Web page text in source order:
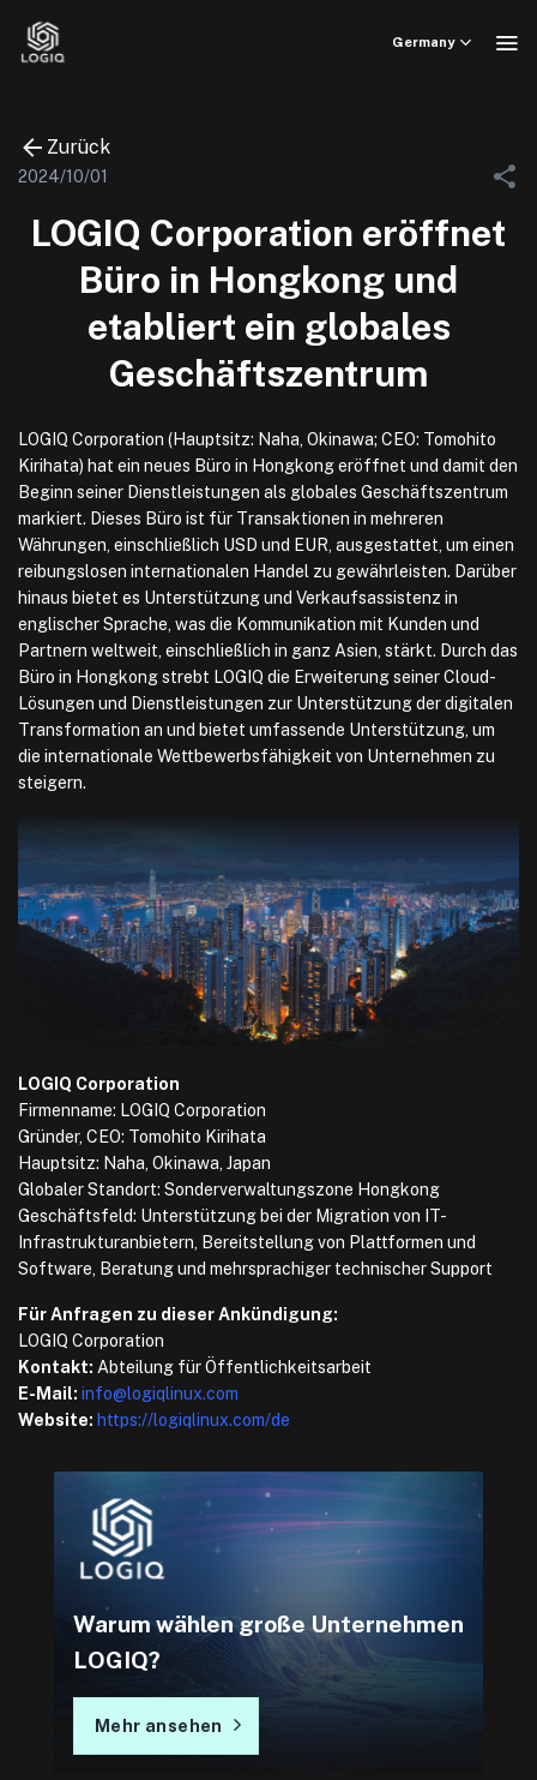
Germany
Zurück
2024/10/01
LOGIQ Corporation eröffnet
Büro in Hongkong und
etabliert ein globales
Geschäftszentrum
LOGIQ Corporation (Hauptsitz: Naha, Okinawa; CEO: Tomohito
Kirihata) hat ein neues Büro in Hongkong eröffnet und damit den
Beginn seiner Dienstleistungen als globales Geschäftszentrum
markiert. Dieses Büro ist für Transaktionen in mehreren
Währungen, einschließlich USD und EUR, ausgestattet, um einen
reibungslosen internationalen Handel zu gewährleisten. Darüber
hinaus bietet es Unterstützung und Verkaufsassistenz in
englischer Sprache, was die Kommunikation mit Kunden und
Partnern weltweit, einschließlich in ganz Asien, stärkt. Durch das
Büro in Hongkong strebt LOGIQ die Erweiterung seiner Cloud-
Lösungen und Dienstleistungen zur Unterstützung der digitalen
Transformation an und bietet umfassende Unterstützung, um
die internationale Wettbewerbsfähigkeit von Unternehmen zu
steigern.
LOGIQ Corporation
Firmenname: LOGIQ Corporation
Gründer, CEO: Tomohito Kirihata
Hauptsitz: Naha, Okinawa, Japan
Globaler Standort: Sonderverwaltungszone Hongkong
Geschäftsfeld: Unterstützung bei der Migration von IT-
Infrastrukturanbietern, Bereitstellung von Plattformen und
Software, Beratung und mehrsprachiger technischer Support
Für Anfragen zu dieser Ankündigung:
LOGIQ Corporation
Kontakt: Abteilung für Öffentlichkeitsarbeit
E-Mail: info@logiqlinux.com
Website: https://logiqlinux.com/de
Warum wählen große Unternehmen
LOGIQ?
Mehr ansehen